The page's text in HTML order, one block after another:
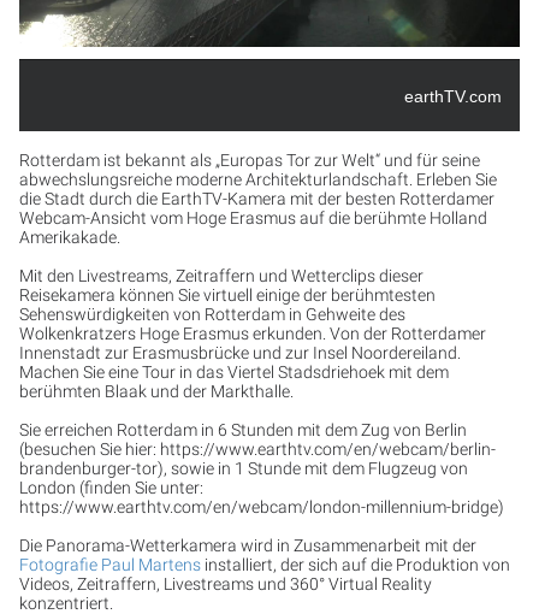
earthTV.com
Rotterdam ist bekannt als „Europas Tor zur Welt“ und für seine
abwechslungsreiche moderne Architekturlandschaft. Erleben Sie
die Stadt durch die EarthTV-Kamera mit der besten Rotterdamer
Webcam-Ansicht vom Hoge Erasmus auf die berühmte Holland
Amerikakade.
Mit den Livestreams, Zeitraffern und Wetterclips dieser
Reisekamera können Sie virtuell einige der berühmtesten
Sehenswürdigkeiten von Rotterdam in Gehweite des
Wolkenkratzers Hoge Erasmus erkunden. Von der Rotterdamer
Innenstadt zur Erasmusbrücke und zur Insel Noordereiland.
Machen Sie eine Tour in das Viertel Stadsdriehoek mit dem
berühmten Blaak und der Markthalle.
Sie erreichen Rotterdam in 6 Stunden mit dem Zug von Berlin
(besuchen Sie hier: https://www.earthtv.com/en/webcam/berlin-
brandenburger-tor), sowie in 1 Stunde mit dem Flugzeug von
London (finden Sie unter:
https://www.earthtv.com/en/webcam/london-millennium-bridge)
Die Panorama-Wetterkamera wird in Zusammenarbeit mit der
Fotografie Paul Martens installiert, der sich auf die Produktion von
Videos, Zeitraffern, Livestreams und 360° Virtual Reality
konzentriert.